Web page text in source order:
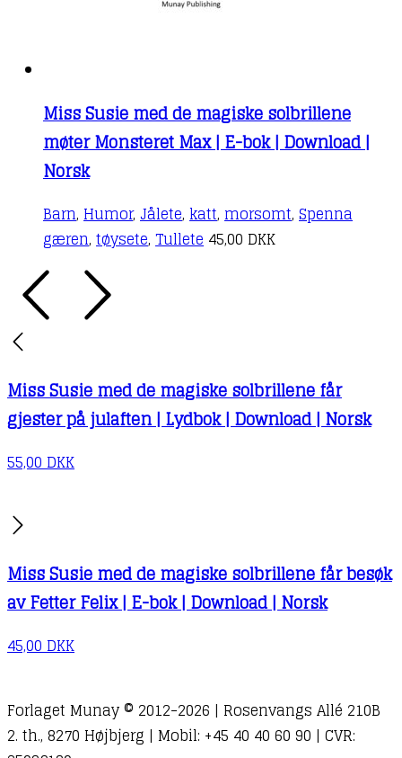
Miss Susie med de magiske solbrillene
møter Monsteret Max | E-bok | Download |
Norsk
Barn, Humor, Jålete, katt, morsomt, Spenna
gæren, tøysete, Tullete 45,00 DKK
Miss Susie med de magiske solbrillene får
gjester på julaften | Lydbok | Download | Norsk
55,00DKK
Miss Susie med de magiske solbrillene får besøk
av Fetter Felix | E-bok | Download | Norsk
45,00DKK
Forlaget Munay © 2012-2026 | Rosenvangs Allé 210B
2. th., 8270 Højbjerg | Mobil: +45 40 40 60 90 | CVR: